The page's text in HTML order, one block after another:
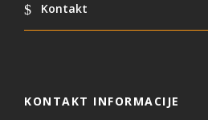
Kontakt
KONTAKT INFORMACIJE